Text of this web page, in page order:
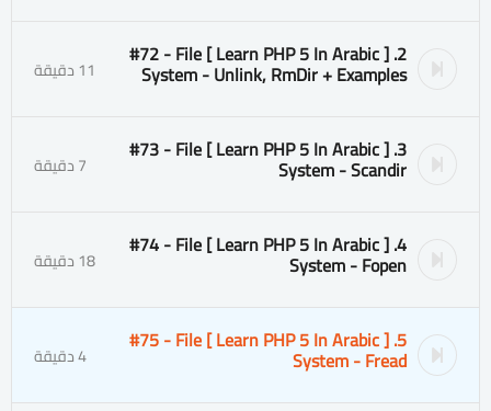
2. [ Learn PHP 5 In Arabic ] #72 - File
System - Unlink, RmDir + Examples 11 دقيقة
3. [ Learn PHP 5 In Arabic ] #73 - File
System - Scandir 7 دقيقة
4. [ Learn PHP 5 In Arabic ] #74 - File
System - Fopen 18 دقيقة
5. [ Learn PHP 5 In Arabic ] #75 - File
System - Fread 4 دقيقة